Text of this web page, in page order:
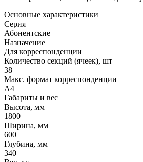
Основные характеристики
Серия
Абонентские
Назначение
Для корреспонденции
Количество секций (ячеек), шт
38
Макс. формат корреспонденции
А4
Габариты и вес
Высота, мм
1800
Ширина, мм
600
Глубина, мм
340